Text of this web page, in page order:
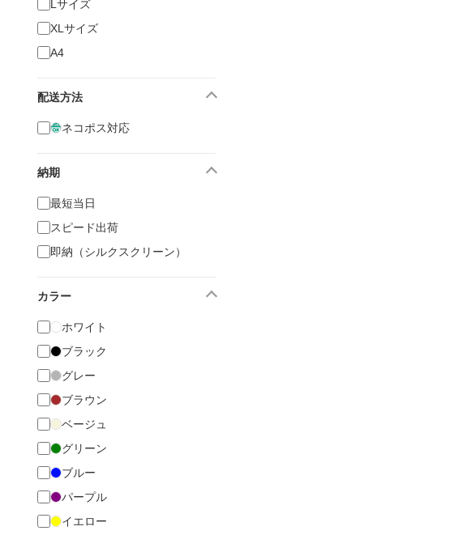
Lサイズ
XLサイズ
A4
配送方法
ネコポス対応
納期
最短当日
スピード出荷
即納（シルクスクリーン）
カラー
ホワイト
ブラック
グレー
ブラウン
ベージュ
グリーン
ブルー
パープル
イエロー